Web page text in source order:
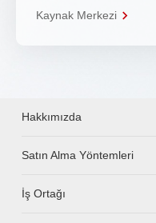
Kaynak Merkezi
Hakkımızda
Satın Alma Yöntemleri
İş Ortağı